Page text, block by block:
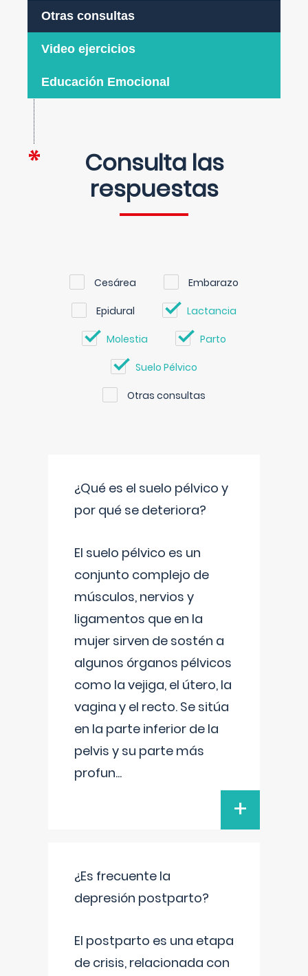
Otras consultas
Video ejercicios
Educación Emocional
Consulta las
respuestas
Cesárea Embarazo
Epidural Lactancia
Molestia Parto
Suelo Pélvico
Otras consultas
¿Qué es el suelo pélvico y
por qué se deteriora?
El suelo pélvico es un
conjunto complejo de
músculos, nervios y
ligamentos que en la
mujer sirven de sostén a
algunos órganos pélvicos
como la vejiga, el útero, la
vagina y el recto. Se sitúa
en la parte inferior de la
pelvis y su parte más
profun...
+
¿Es frecuente la
depresión postparto?
El postparto es una etapa
de crisis, relacionada con